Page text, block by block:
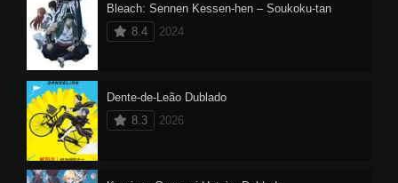
Bleach: Sennen Kessen-hen – Soukoku-tan
8.4
2024
Dente-de-Leão Dublado
8.3
2026